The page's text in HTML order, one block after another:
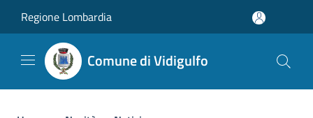
Regione Lombardia
Comune di Vidigulfo